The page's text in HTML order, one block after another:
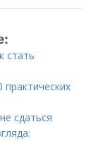
стать
сдаться